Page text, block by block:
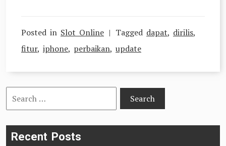
Posted in Slot Online Tagged dapat, dirilis,
fitur, iphone, perbaikan, update
Search
for:
Recent Posts